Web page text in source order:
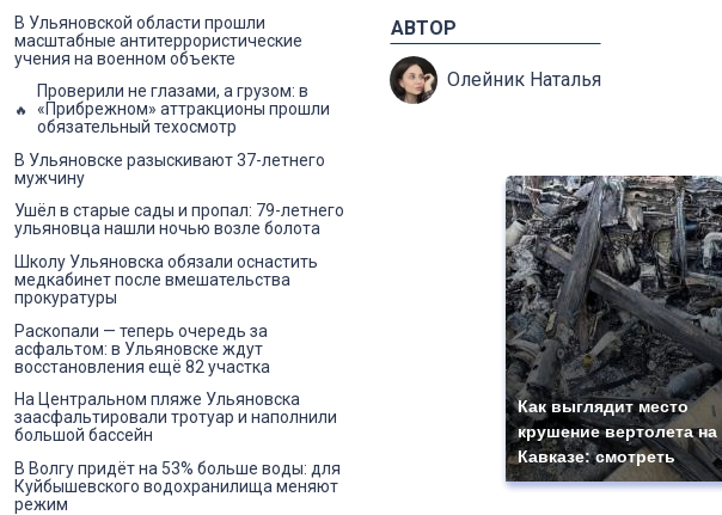
АВТОР
Олейник Наталья
Как выглядит место
крушение вертолета на
Кавказе: смотреть
В Ульяновской области прошли
масштабные антитеррористические
учения на военном объекте
Проверили не глазами, а грузом: в
«Прибрежном» аттракционы прошли
обязательный техосмотр
В Ульяновске разыскивают 37-летнего
мужчину
Ушёл в старые сады и пропал: 79-летнего
ульяновца нашли ночью возле болота
Школу Ульяновска обязали оснастить
медкабинет после вмешательства
прокуратуры
Раскопали — теперь очередь за
асфальтом: в Ульяновске ждут
восстановления ещё 82 участка
На Центральном пляже Ульяновска
заасфальтировали тротуар и наполнили
большой бассейн
В Волгу придёт на 53% больше воды: для
Куйбышевского водохранилища меняют
режим